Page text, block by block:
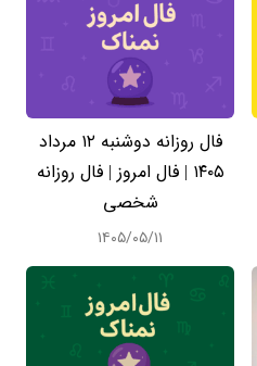
فال روزانه دوشنبه ۱۲ مرداد
۱۴۰۵ | فال امروز | فال روزانه
شخصی
۱۴۰۵/۰۵/۱۱